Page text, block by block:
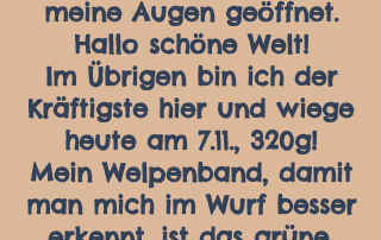
meine Augen geöffnet.
Hallo schöne Welt!
Im Übrigen bin ich der
Kräftigste hier und wiege
heute am 7.11., 320g!
Mein Welpenband, damit
man mich im Wurf besser